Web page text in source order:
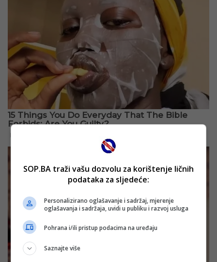
SOP.BA traži vašu dozvolu za korištenje ličnih
podataka za sljedeće:
Personalizirano oglašavanje i sadržaj, mjerenje
oglašavanja i sadržaja, uvidi u publiku i razvoj usluga
Pohrana i/ili pristup podacima na uređaju
Saznajte više